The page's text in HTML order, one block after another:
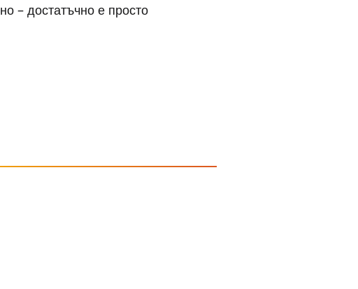
– достатъчно е просто